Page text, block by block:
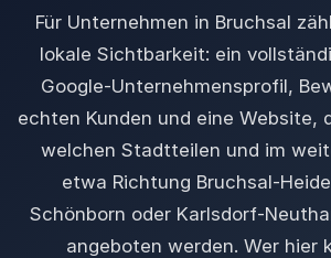
Für Unternehmen in Bruchsal
lokale Sichtbarkeit: ein
Google-Unternehmensprofil,
echten Kunden und eine Website,
welchen Stadtteilen und im
etwa Richtung Bruchsal-
Schönborn oder Karlsdorf-
angeboten werden. Wer hier